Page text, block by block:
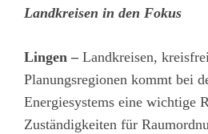
Landkreisen in den Fokus
Lingen – Landkreisen,
Planungsregionen kommt bei
Energiesystems eine wichtige
Zuständigkeiten für